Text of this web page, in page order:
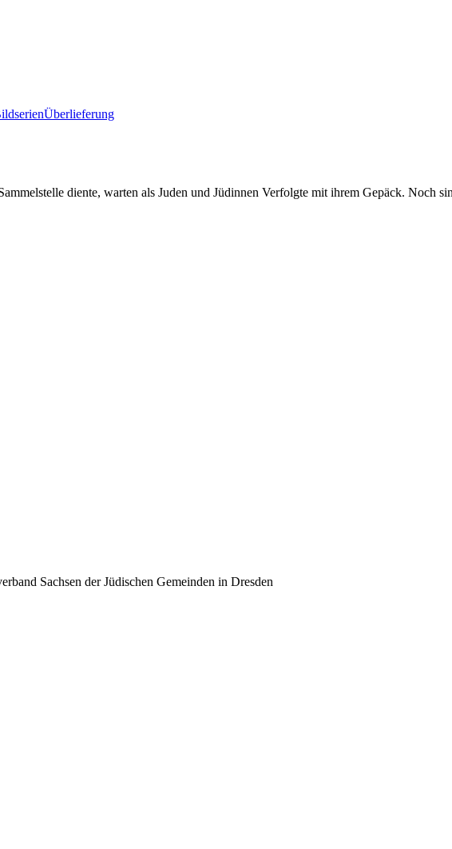
Überlieferung
diente, warten als Juden und Jüdinnen Verfolgte mit ihrem Gepäck.
Sachsen der Jüdischen Gemeinden in Dresden